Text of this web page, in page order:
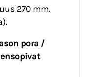
270 mm.
pora /